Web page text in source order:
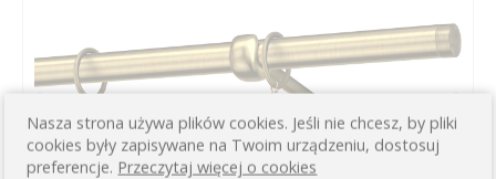
Nasza strona używa plików cookies. Jeśli nie chcesz, by pliki
cookies były zapisywane na Twoim urządzeniu, dostosuj
preferencje. Przeczytaj więcej o cookies